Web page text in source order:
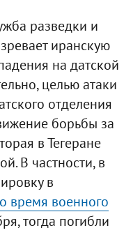
разведки и
иранскую
на датской
целью атаки
отделения
борьбы за
в Тегеране
В частности, в
в
время военного
тогда погибли